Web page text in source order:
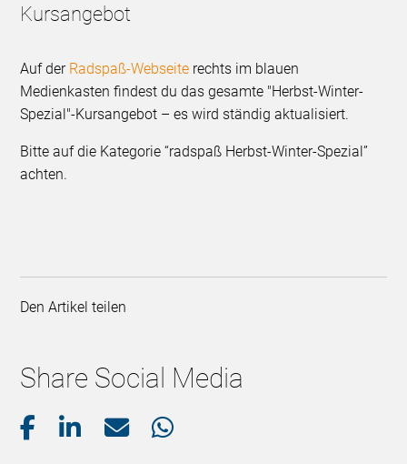
Kursangebot
Auf der Radspaß-Webseite rechts im blauen
Medienkasten findest du das gesamte "Herbst-Winter-
Spezial"-Kursangebot – es wird ständig aktualisiert.
Bitte auf die Kategorie “radspaß Herbst-Winter-Spezial”
achten.
Den Artikel teilen
Share Social Media